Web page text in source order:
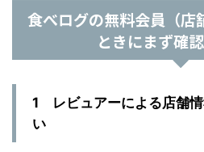
食べログの無料会員（店
ときにまず確
1 レビュアーによる店舗
い